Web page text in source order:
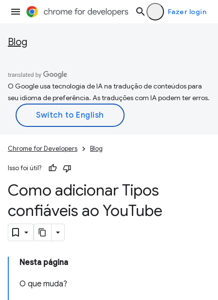
Fazer login
Blog
O Google usa tecnologia de IA na tradução de conteúdos para
seu idioma de preferência. As traduções com IA podem ter erros.
Chrome for Developers Blog
Isso foi útil?
Como adicionar Tipos
confiáveis ao YouTube
Nesta página
O que muda?